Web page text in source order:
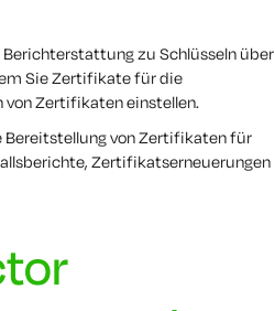
zu Schlüsseln über
Sie Zertifikate für die
von Zertifikaten einstellen.
von Zertifikaten für
Zertifikatserneuerungen